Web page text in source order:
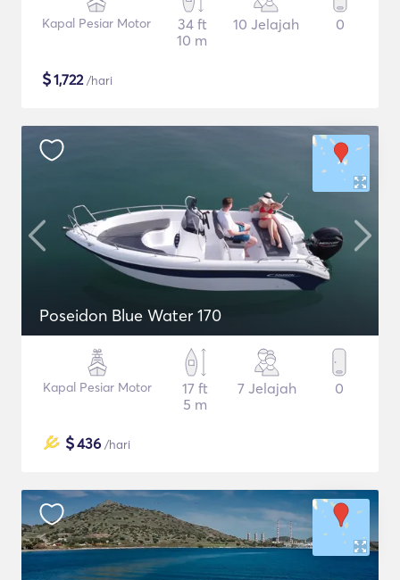
Kapal Pesiar Motor
34 ft
10 m
10 Jelajah 0
$1,722/hari
Poseidon Blue Water 170
Kapal Pesiar Motor
17 ft
5 m
7 Jelajah 0
$436 /hari